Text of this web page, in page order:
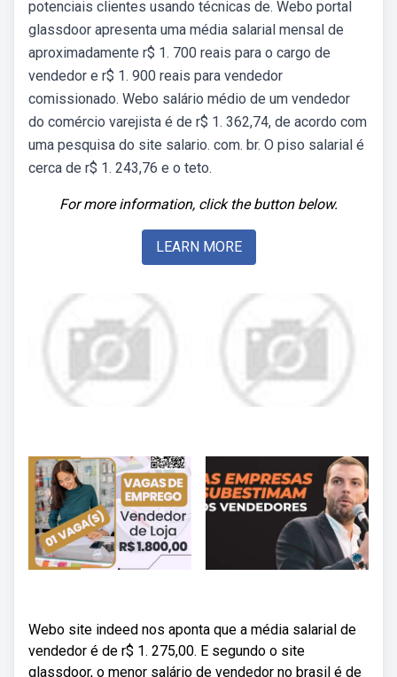
potenciais clientes usando técnicas de. Webo portal
glassdoor apresenta uma média salarial mensal de
aproximadamente r$ 1. 700 reais para o cargo de
vendedor e r$ 1. 900 reais para vendedor
comissionado. Webo salário médio de um vendedor
do comércio varejista é de r$ 1. 362,74, de acordo com
uma pesquisa do site salario. com. br. O piso salarial é
cerca de r$ 1. 243,76 e o teto.
For more information, click the button below.
LEARN MORE
Webo site indeed nos aponta que a média salarial de
vendedor é de r$ 1. 275,00. E segundo o site
glassdoor, o menor salário de vendedor no brasil é de